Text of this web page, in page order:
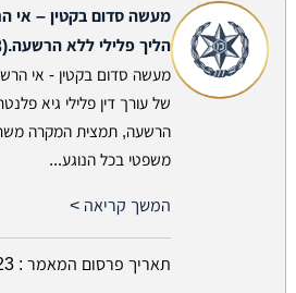
מעשה סדום בקטין – אי
הליך פלילי ללא הרשעה.
מעשה סדום בקטין - אי
של עורך דין פלילי גיא
הרשעה, תמצית המקרה
משפטי בכל הנוגע...
המשך קריאה >
תאריך פרסום המאמר :